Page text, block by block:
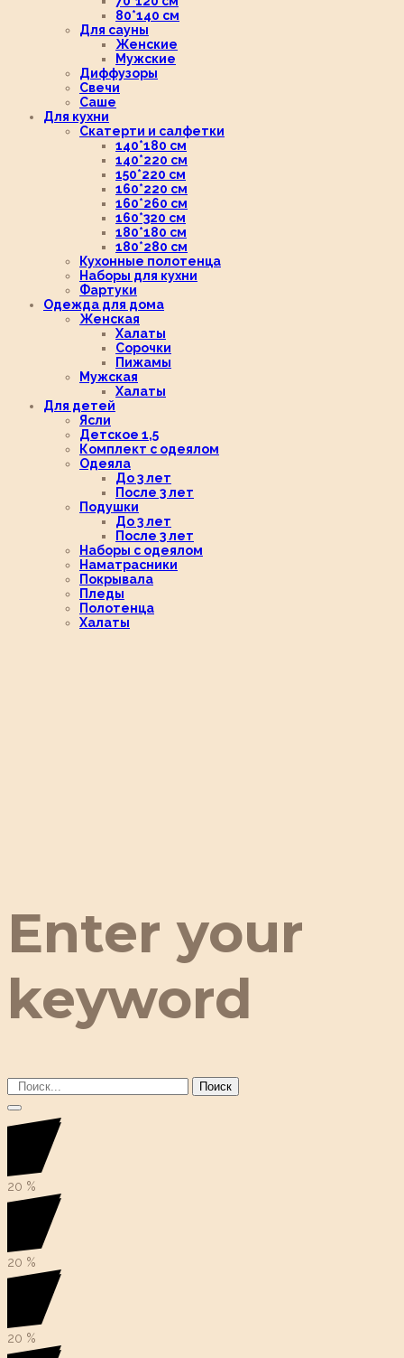
80*140 см
Для сауны
Женские
Мужские
Диффузоры
Свечи
Саше
Для кухни
Скатерти и салфетки
140*180 см
140*220 см
150*220 см
160*220 см
160*260 см
160*320 см
180*180 см
180*280 см
Кухонные полотенца
Наборы для кухни
Фартуки
Одежда для дома
Женская
Халаты
Сорочки
Пижамы
Мужская
Халаты
Для детей
Ясли
Детское 1,5
Комплект с одеялом
Одеяла
До 3 лет
После 3 лет
Подушки
До 3 лет
После 3 лет
Наборы с одеялом
Наматрасники
Покрывала
Пледы
Полотенца
Халаты
Enter your
keyword
Поиск
20 %
20 %
20 %